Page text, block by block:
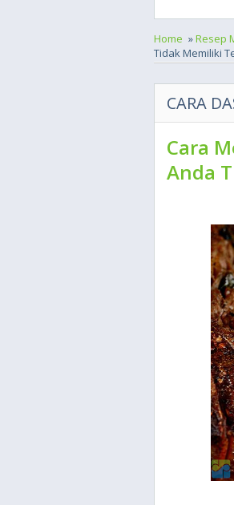
Home »Resep
Tidak Memiliki
CARA
Cara
Anda